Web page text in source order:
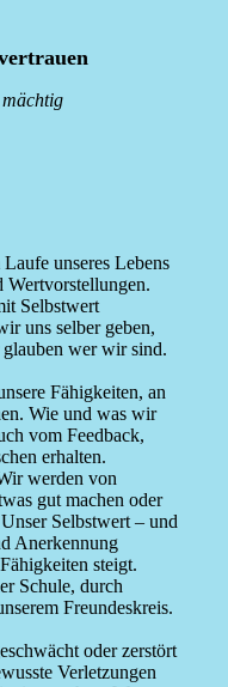
unseres Lebens
Wertvorstellungen.
Selbstwert
uns selber geben,
wer wir sind.
Fähigkeiten, an
Wie und was wir
vom Feedback,
erhalten.
werden von
gut machen oder
Selbstwert – und
Anerkennung
steigt.
Schule, durch
Freundeskreis.
oder zerstört
Verletzungen